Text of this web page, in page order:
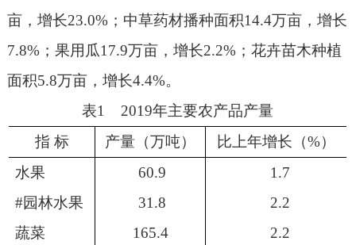
亩，增长23.0%；中草药材播种面积14.4万亩，增长
7.8%；果用瓜17.9万亩，增长2.2%；花卉苗木种植
面积5.8万亩，增长4.4%。
表1 2019年主要农产品产量
指 标
产量（万吨） 比上年增长（%）
水果
60.9
1.7
#园林水果 31.8
2.2
蔬菜
165.4 2.2